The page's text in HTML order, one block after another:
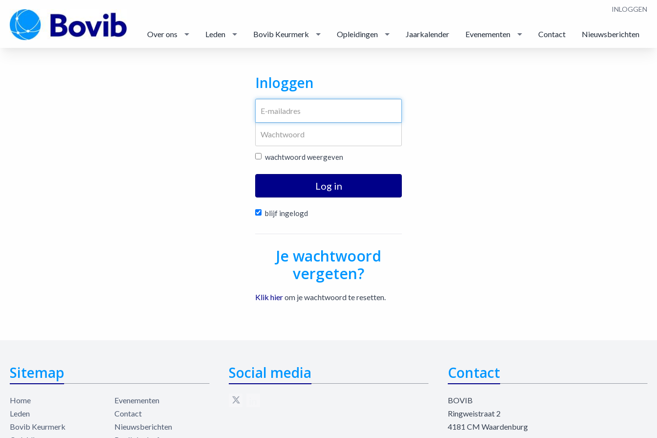
INLOGGEN
Over ons Leden Bovib Keurmerk Opleidingen Jaarkalender Evenementen Contact Nieuwsberichten
Inloggen
wachtwoord weergeven
Log in
blijf ingelogd
Je wachtwoord
vergeten?
Klik hierom je wachtwoord te resetten.
Sitemap
Home
Leden
Bovib Keurmerk
Evenementen
Contact
Nieuwsberichten
Social media Contact
BOVIB
Ringweistraat 2
4181 CM Waardenburg